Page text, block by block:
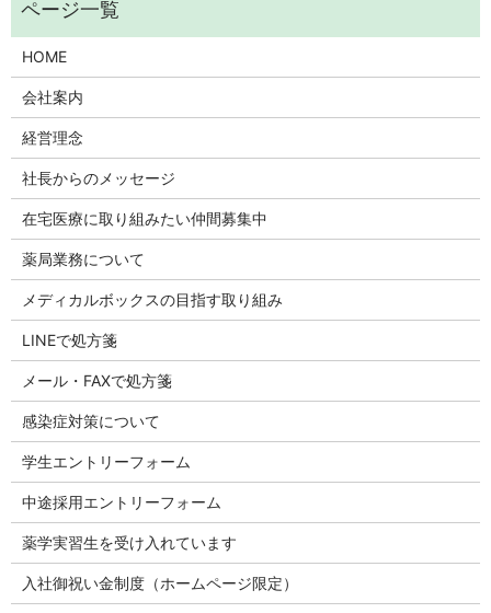
HOME
会社案内
経営理念
社長からのメッセージ
在宅医療に取り組みたい仲間募集中
薬局業務について
メディカルボックスの目指す取り組み
LINEで処方箋
メール・FAXで処方箋
感染症対策について
学生エントリーフォーム
中途採用エントリーフォーム
薬学実習生を受け入れています
入社御祝い金制度（ホームページ限定）